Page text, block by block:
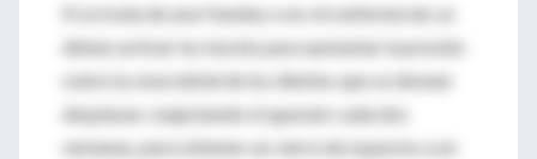
Si se trata de una Hawley o un circunferencial, se
deben activar los bucles para aumentar la presión
sobre la zona labial de los dientes que se desean
desplazar, reajustando el aparato cada dos
semanas, para obtener un cierre de espacios a un